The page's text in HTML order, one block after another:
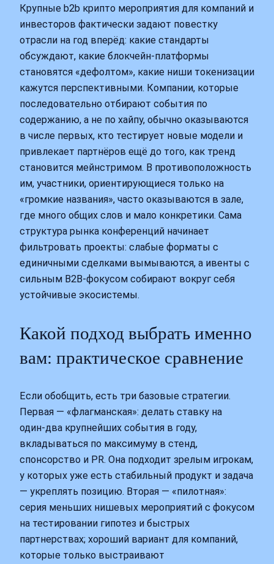
Крупные b2b крипто мероприятия для компаний и
инвесторов фактически задают повестку
отрасли на год вперёд: какие стандарты
обсуждают, какие блокчейн‑платформы
становятся «дефолтом», какие ниши токенизации
кажутся перспективными. Компании, которые
последовательно отбирают события по
содержанию, а не по хайпу, обычно оказываются
в числе первых, кто тестирует новые модели и
привлекает партнёров ещё до того, как тренд
становится мейнстримом. В противоположность
им, участники, ориентирующиеся только на
«громкие названия», часто оказываются в зале,
где много общих слов и мало конкретики. Сама
структура рынка конференций начинает
фильтровать проекты: слабые форматы с
единичными сделками вымываются, а ивенты с
сильным B2B‑фокусом собирают вокруг себя
устойчивые экосистемы.
Какой подход выбрать именно
вам: практическое сравнение
Если обобщить, есть три базовые стратегии.
Первая — «флагманская»: делать ставку на
один‑два крупнейших события в году,
вкладываться по максимуму в стенд,
спонсорство и PR. Она подходит зрелым игрокам,
у которых уже есть стабильный продукт и задача
— укреплять позицию. Вторая — «пилотная»:
серия меньших нишевых мероприятий с фокусом
на тестировании гипотез и быстрых
партнерствах; хороший вариант для компаний,
которые только выстраивают